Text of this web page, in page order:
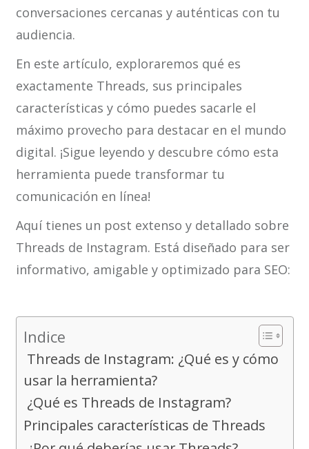
conversaciones cercanas y auténticas con tu
audiencia.
En este artículo, exploraremos qué es
exactamente Threads, sus principales
características y cómo puedes sacarle el
máximo provecho para destacar en el mundo
digital. ¡Sigue leyendo y descubre cómo esta
herramienta puede transformar tu
comunicación en línea!
Aquí tienes un post extenso y detallado sobre
Threads de Instagram. Está diseñado para ser
informativo, amigable y optimizado para SEO:
Indice
Threads de Instagram: ¿Qué es y cómo
usar la herramienta?
¿Qué es Threads de Instagram?
Principales características de Threads